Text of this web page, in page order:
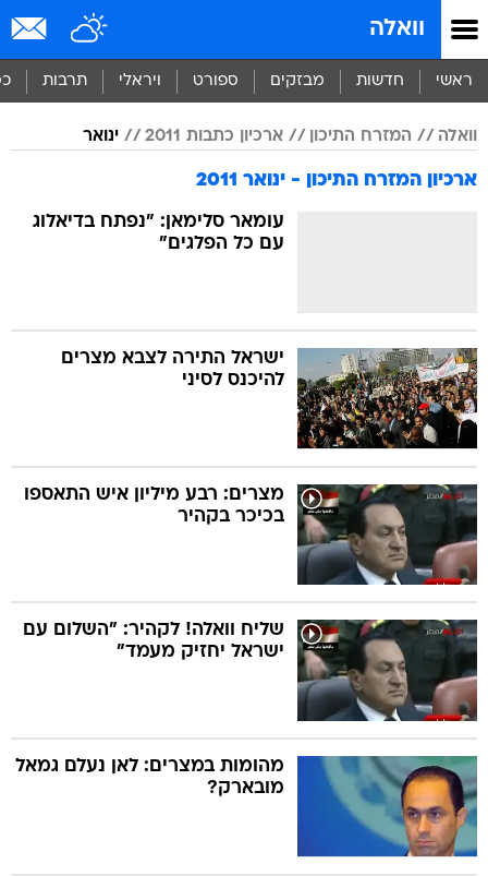
וואלה
ראשי חדשות מבזקים ספורט ויראלי תרבות
וואלה המזרח התיכון ארכיון כתבות 2011 ינואר
ארכיון המזרח התיכון - ינואר 2011
עומאר סלימאן: "נפתח בדיאלוג
עם כל הפלגים"
ישראל התירה לצבא מצרים
להיכנס לסיני
מצרים: רבע מיליון איש התאספו
בכיכר בקהיר
שליח וואלה! לקהיר: "השלום עם
ישראל יחזיק מעמד"
מהומות במצרים: לאן נעלם גמאל
מובארק?